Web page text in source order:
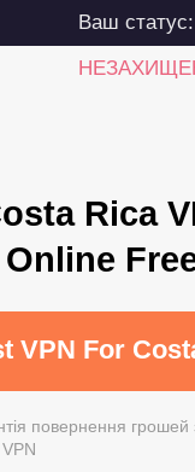
Ваш статус:
Rica
VPN For
повернення грошей